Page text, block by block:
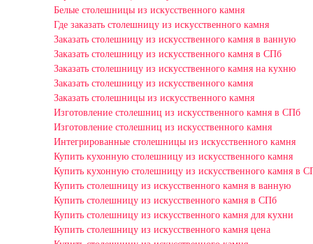
Белые столешницы из искусственного камня
Где заказать столешницу из искусственного камня
Заказать столешницу из искусственного камня в ванную
Заказать столешницу из искусственного камня в СПб
Заказать столешницу из искусственного камня на кухню
Заказать столешницу из искусственного камня
Заказать столешницы из искусственного камня
Изготовление столешниц из искусственного камня в СПб
Изготовление столешниц из искусственного камня
Интегрированные столешницы из искусственного камня
Купить кухонную столешницу из искусственного камня
Купить кухонную столешницу из искусственного камня в
Купить столешницу из искусственного камня в ванную
Купить столешницу из искусственного камня в СПб
Купить столешницу из искусственного камня для кухни
Купить столешницу из искусственного камня цена